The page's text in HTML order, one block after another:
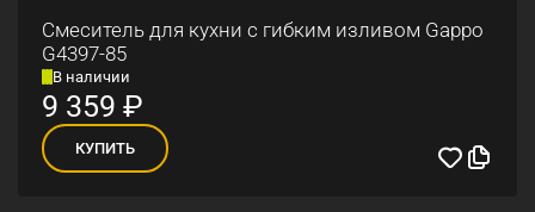
Смеситель для кухни с гибким изливом Gappo
G4397-85
В наличии
9 359 ₽
КУПИТЬ